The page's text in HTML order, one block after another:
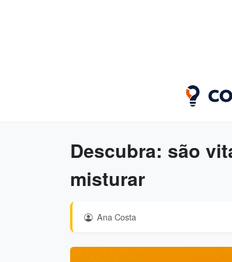
Descubra: são
misturar
Ana Costa